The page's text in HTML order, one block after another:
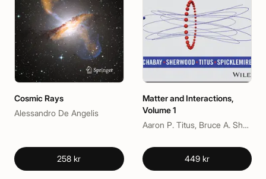
Cosmic Rays
Alessandro De Angelis
258 kr
Matter and Interactions,
Volume 1
Aaron P. Titus, Bruce A. Sherwood, Ruth W. Chabay, Stephen J. Spicklemire
449 kr